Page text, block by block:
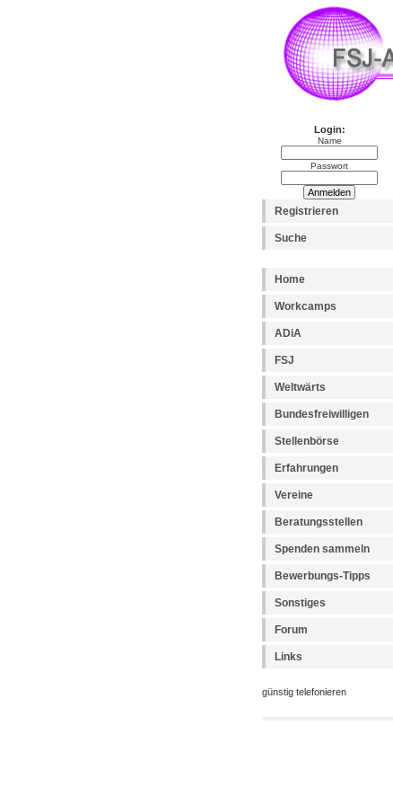
Login:
Name
Passwort
Registrieren
Suche
Home
Workcamps
ADiA
FSJ
Weltwärts
Bundesfreiwilligen
Stellenbörse
Erfahrungen
Vereine
Beratungsstellen
Spenden sammeln
Bewerbungs-Tipps
Sonstiges
Forum
Links
günstig telefonieren